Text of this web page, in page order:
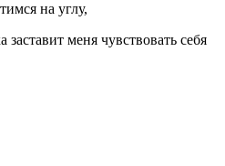
на углу,
меня чувствовать себя